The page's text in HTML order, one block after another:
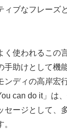
ィブなフレーズ
く使われるこの
手助けとして機
ンディの高岸宏
can do it」は
セージとして、